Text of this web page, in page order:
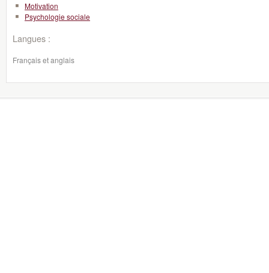
Motivation
Psychologie sociale
Langues :
Français et anglais